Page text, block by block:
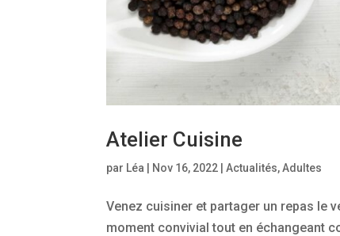
Atelier Cuisine
par Léa Nov 16, 2022 |Actualités,Adultes
Venez cuisiner et partager un repas le
moment convivial tout en échangeant